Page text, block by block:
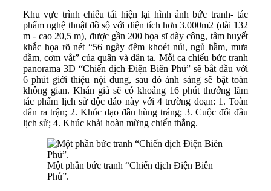
Khu vực trình chiếu tái hiện lại hình ảnh bức tranh- tác
phẩm nghệ thuật đồ sộ với diện tích hơn 3.000m2 (dài 132
m - cao 20,5 m), được gần 200 họa sĩ dày công, tâm huyết
khắc họa rõ nét “56 ngày đêm khoét núi, ngủ hầm, mưa
dầm, cơm vắt” của quân và dân ta. Mỗi ca chiếu bức tranh
panorama 3D “Chiến dịch Điện Biên Phủ” sẽ bắt đầu với
6 phút giới thiệu nội dung, sau đó ánh sáng sẽ bật toàn
không gian. Khán giả sẽ có khoảng 16 phút thưởng lãm
tác phẩm lịch sử độc đáo này với 4 trường đoạn: 1. Toàn
dân ra trận; 2. Khúc dạo đầu hùng tráng; 3. Cuộc đối đầu
lịch sử; 4. Khúc khải hoàn mừng chiến thắng.
Một phần bức tranh “Chiến dịch Điện Biên
Phủ”.